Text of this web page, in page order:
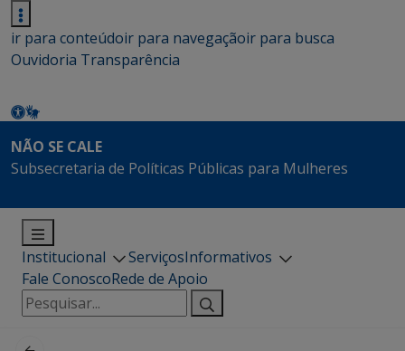
ir para conteúdoir para navegaçãoir para busca
Ouvidoria Transparência
NÃO SE CALE
Subsecretaria de Políticas Públicas para Mulheres
Institucional ServiçosInformativos
Fale ConoscoRede de Apoio
Pesquisar
por: